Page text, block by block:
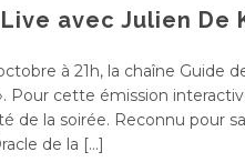
avec Julien De
à 21h, la chaîne Guide
Pour cette émission
de la soirée. Reconnu pour
de la […]